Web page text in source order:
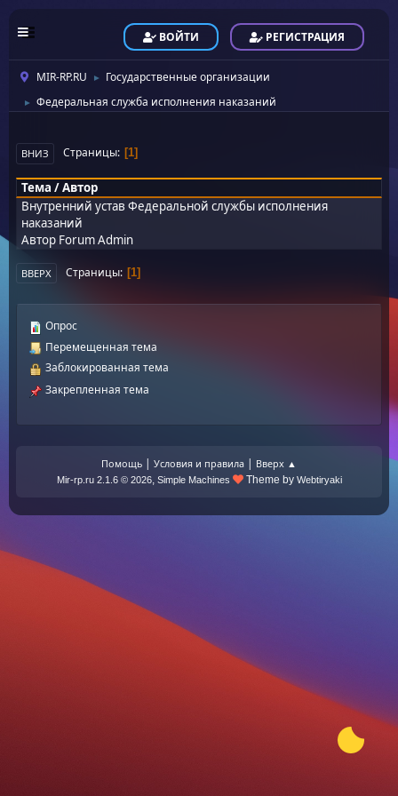
ВОЙТИ РЕГИСТРАЦИЯ
MIR-RP.RU ► Государственные организации
► Федеральная служба исполнения наказаний
ВНИЗ Страницы 1
Тема /Автор
Внутренний устав Федеральной службы исполнения
наказаний
Автор Forum Admin
ВВЕРХ Страницы 1
Опрос
Перемещенная тема
Заблокированная тема
Закрепленная тема
Помощь | Условия и правила | Вверх ▲
Mir-rp.ru 2.1.6 © 2026, Simple Machines Theme by Webtiryaki